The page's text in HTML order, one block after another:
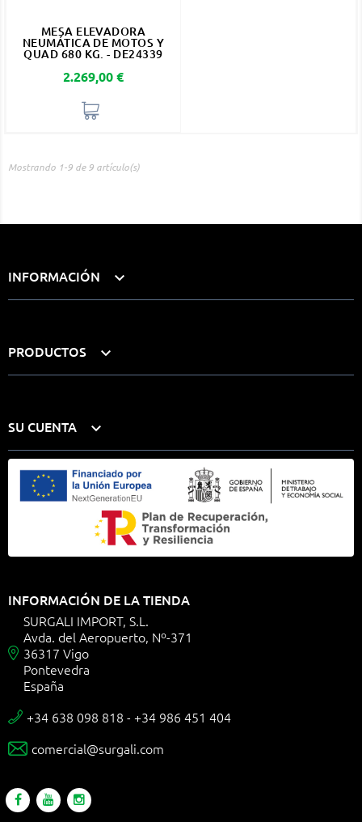
MESA ELEVADORA
NEUMÁTICA DE MOTOS Y
QUAD 680 KG. - DE24339
Precio
2.269,00 €
Mostrando 1-9 de 9 artículo(s)
INFORMACIÓN 
PRODUCTOS 
SU CUENTA 
INFORMACIÓN DE LA TIENDA

SURGALI IMPORT, S.L.
Avda. del Aeropuerto, Nº-371
36317 Vigo
Pontevedra
España
 +34 638 098 818 - +34 986 451 404
 comercial@surgali.com